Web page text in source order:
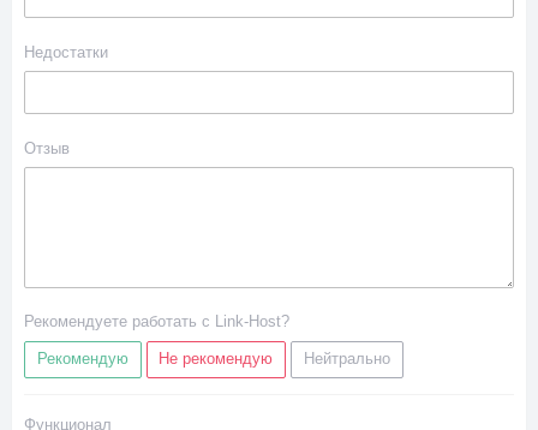
Недостатки
Отзыв
Рекомендуете работать с Link-Host?
Рекомендую Не рекомендую Нейтрально
Функционал